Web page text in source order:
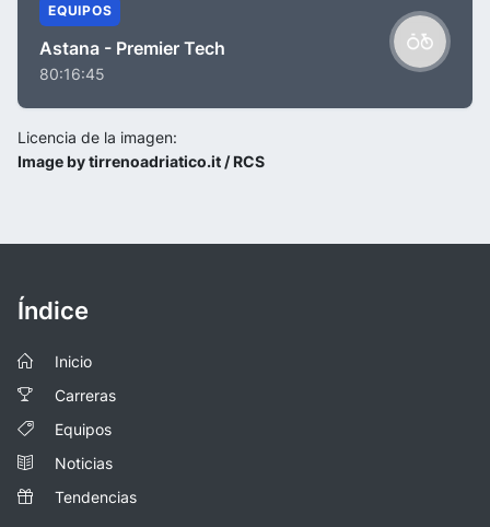
EQUIPOS
Astana - Premier Tech
80:16:45
Licencia de la imagen:
Image by tirrenoadriatico.it / RCS
Índice
Inicio
Carreras
Equipos
Noticias
Tendencias